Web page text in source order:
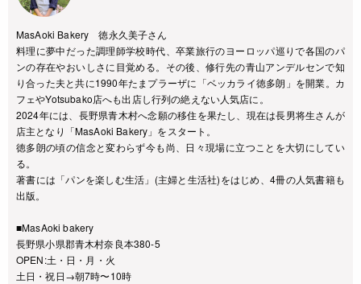
MasAoki Bakery 徳永久美子さん
料理に夢中だった調理師学校時代、卒業旅行のヨーロッパ巡りで各国のパ
ンの存在やおいしさに目覚める。その後、修行先の青山アンデルセンで知
り合った夫と共に1990年たまプラーザに「ベッカライ徳多朗」を開業。カ
フェやYotsubako店へも出店し行列の絶えない人気店に。
2024年には、長野県青木村へ念願の移住を果たし、現在は長男将生さんが
店主となり「MasAoki Bakery」をスタート。
徳多朗の頃の信念と変わらず今も尚、日々現場に立つことを大切にしてい
る。
著書には「パンを楽しむ生活」(主婦と生活社)をはじめ、4冊の人気書籍も
出版。
■MasAoki bakery
長野県小県郡青木村奈良本380-5
OPEN:土・日・月・火
土日・祝日→朝7時〜10時